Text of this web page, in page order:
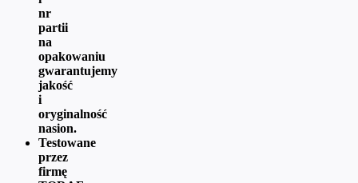
nr
partii
na
opakowaniu
gwarantujemy
jakość
i
oryginalność
nasion.
Testowane
przez
firmę